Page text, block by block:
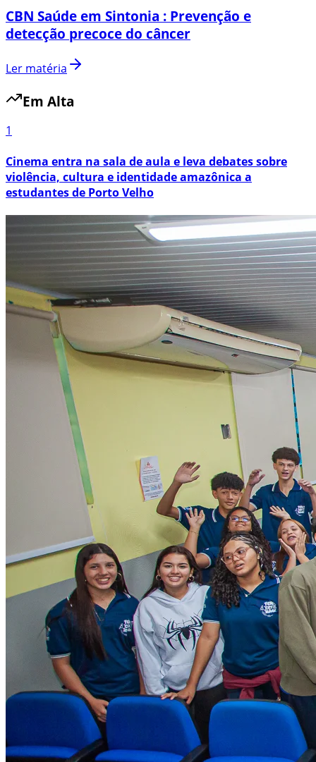
CBN Saúde em Sintonia : Prevenção e
detecção precoce do câncer
Ler matéria
Em Alta
1
Cinema entra na sala de aula e leva debates sobre
violência, cultura e identidade amazônica a
estudantes de Porto Velho